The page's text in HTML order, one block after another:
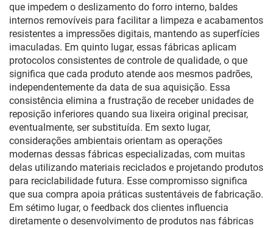
que impedem o deslizamento do forro interno, baldes
internos removíveis para facilitar a limpeza e acabamentos
resistentes a impressões digitais, mantendo as superfícies
imaculadas. Em quinto lugar, essas fábricas aplicam
protocolos consistentes de controle de qualidade, o que
significa que cada produto atende aos mesmos padrões,
independentemente da data de sua aquisição. Essa
consistência elimina a frustração de receber unidades de
reposição inferiores quando sua lixeira original precisar,
eventualmente, ser substituída. Em sexto lugar,
considerações ambientais orientam as operações
modernas dessas fábricas especializadas, com muitas
delas utilizando materiais reciclados e projetando produtos
para reciclabilidade futura. Esse compromisso significa
que sua compra apoia práticas sustentáveis de fabricação.
Em sétimo lugar, o feedback dos clientes influencia
diretamente o desenvolvimento de produtos nas fábricas